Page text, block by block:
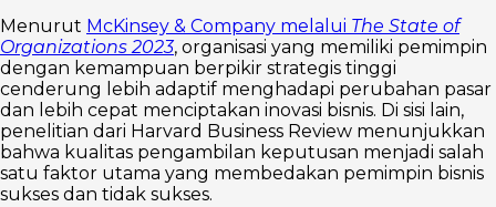
Menurut McKinsey & Company melalui The State of
Organizations 2023, organisasi yang memiliki pemimpin
dengan kemampuan berpikir strategis tinggi
cenderung lebih adaptif menghadapi perubahan pasar
dan lebih cepat menciptakan inovasi bisnis. Di sisi lain,
penelitian dari Harvard Business Review menunjukkan
bahwa kualitas pengambilan keputusan menjadi salah
satu faktor utama yang membedakan pemimpin bisnis
sukses dan tidak sukses.